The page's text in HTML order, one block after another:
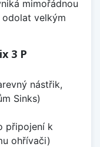
mimořádnou
velkým
3 P
nástřik,
Sinks)
připojení k
ohřívači)